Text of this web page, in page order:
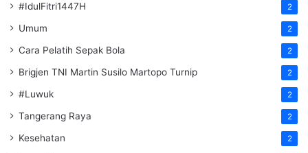
#IdulFitri1447H 2
Umum 2
Cara Pelatih Sepak Bola 2
Brigjen TNI Martin Susilo Martopo Turnip 2
#Luwuk 2
Tangerang Raya 2
Kesehatan 2